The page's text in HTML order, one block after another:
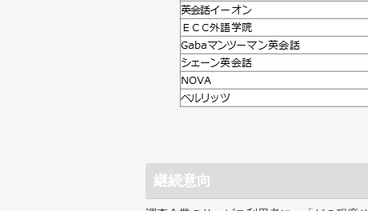
継続意向